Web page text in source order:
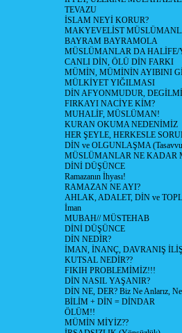
TEVAZU
İSLAM NEYİ KORUR?
MAKYEVELİST
BAYRAM BAYRAMOLA
MÜSLÜMANLAR DA HALİFE/
CANLI DİN, ÖLÜ DİN FARKI
MÜMİN, MÜMİNİN AYIBINI
MÜLKİYET YIĞILMASI
DİN AFYONMUDUR,
FIRKAYI NACİYE KİM?
MUHALİF, MÜSLÜMAN!
KURAN OKUMA NEDENİMİZ
HER ŞEYLE, HERKESLE
DİN ve OLGUNLAŞMA
MÜSLÜMANLAR NE KADAR
DİNİ DÜŞÜNCE
Ramazanın İhyası!
RAMAZAN NE AYI?
AHLAK, ADALET, DİN ve
İman
MUBAH// MÜSTEHAB
DİNİ DÜŞÜNCE
DİN NEDİR?
İMAN, İNANÇ, DAVRANIŞ
KUTSAL NEDİR??
FIKIH PROBLEMİMİZ!!!
DİN NASIL YAŞANIR?
DİN NE, DER? Biz Ne Anlarız, Ne
BİLİM + DİN = DİNDAR
ÖLÜM!!
MÜMİN MİYİZ??